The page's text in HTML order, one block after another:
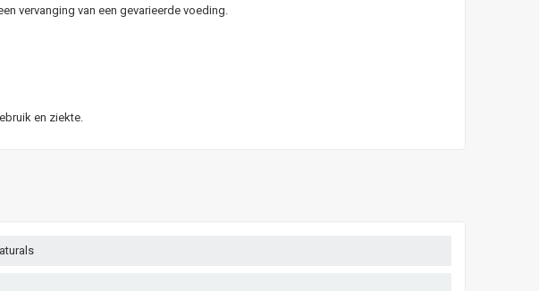
vervanging van een gevarieerde voeding.
en ziekte.